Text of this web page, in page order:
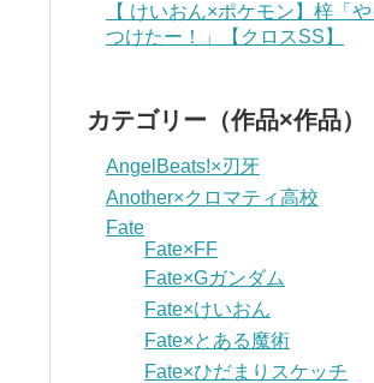
【 けいおん×ポケモン】梓「
つけたー！」【クロスSS】
カテゴリー（作品×作品）
AngelBeats!×刃牙
Another×クロマティ高校
Fate
Fate×FF
Fate×Gガンダム
Fate×けいおん
Fate×とある魔術
Fate×ひだまりスケッチ